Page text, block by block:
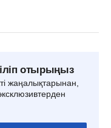
отырыңыз
жаңалықтарынан,